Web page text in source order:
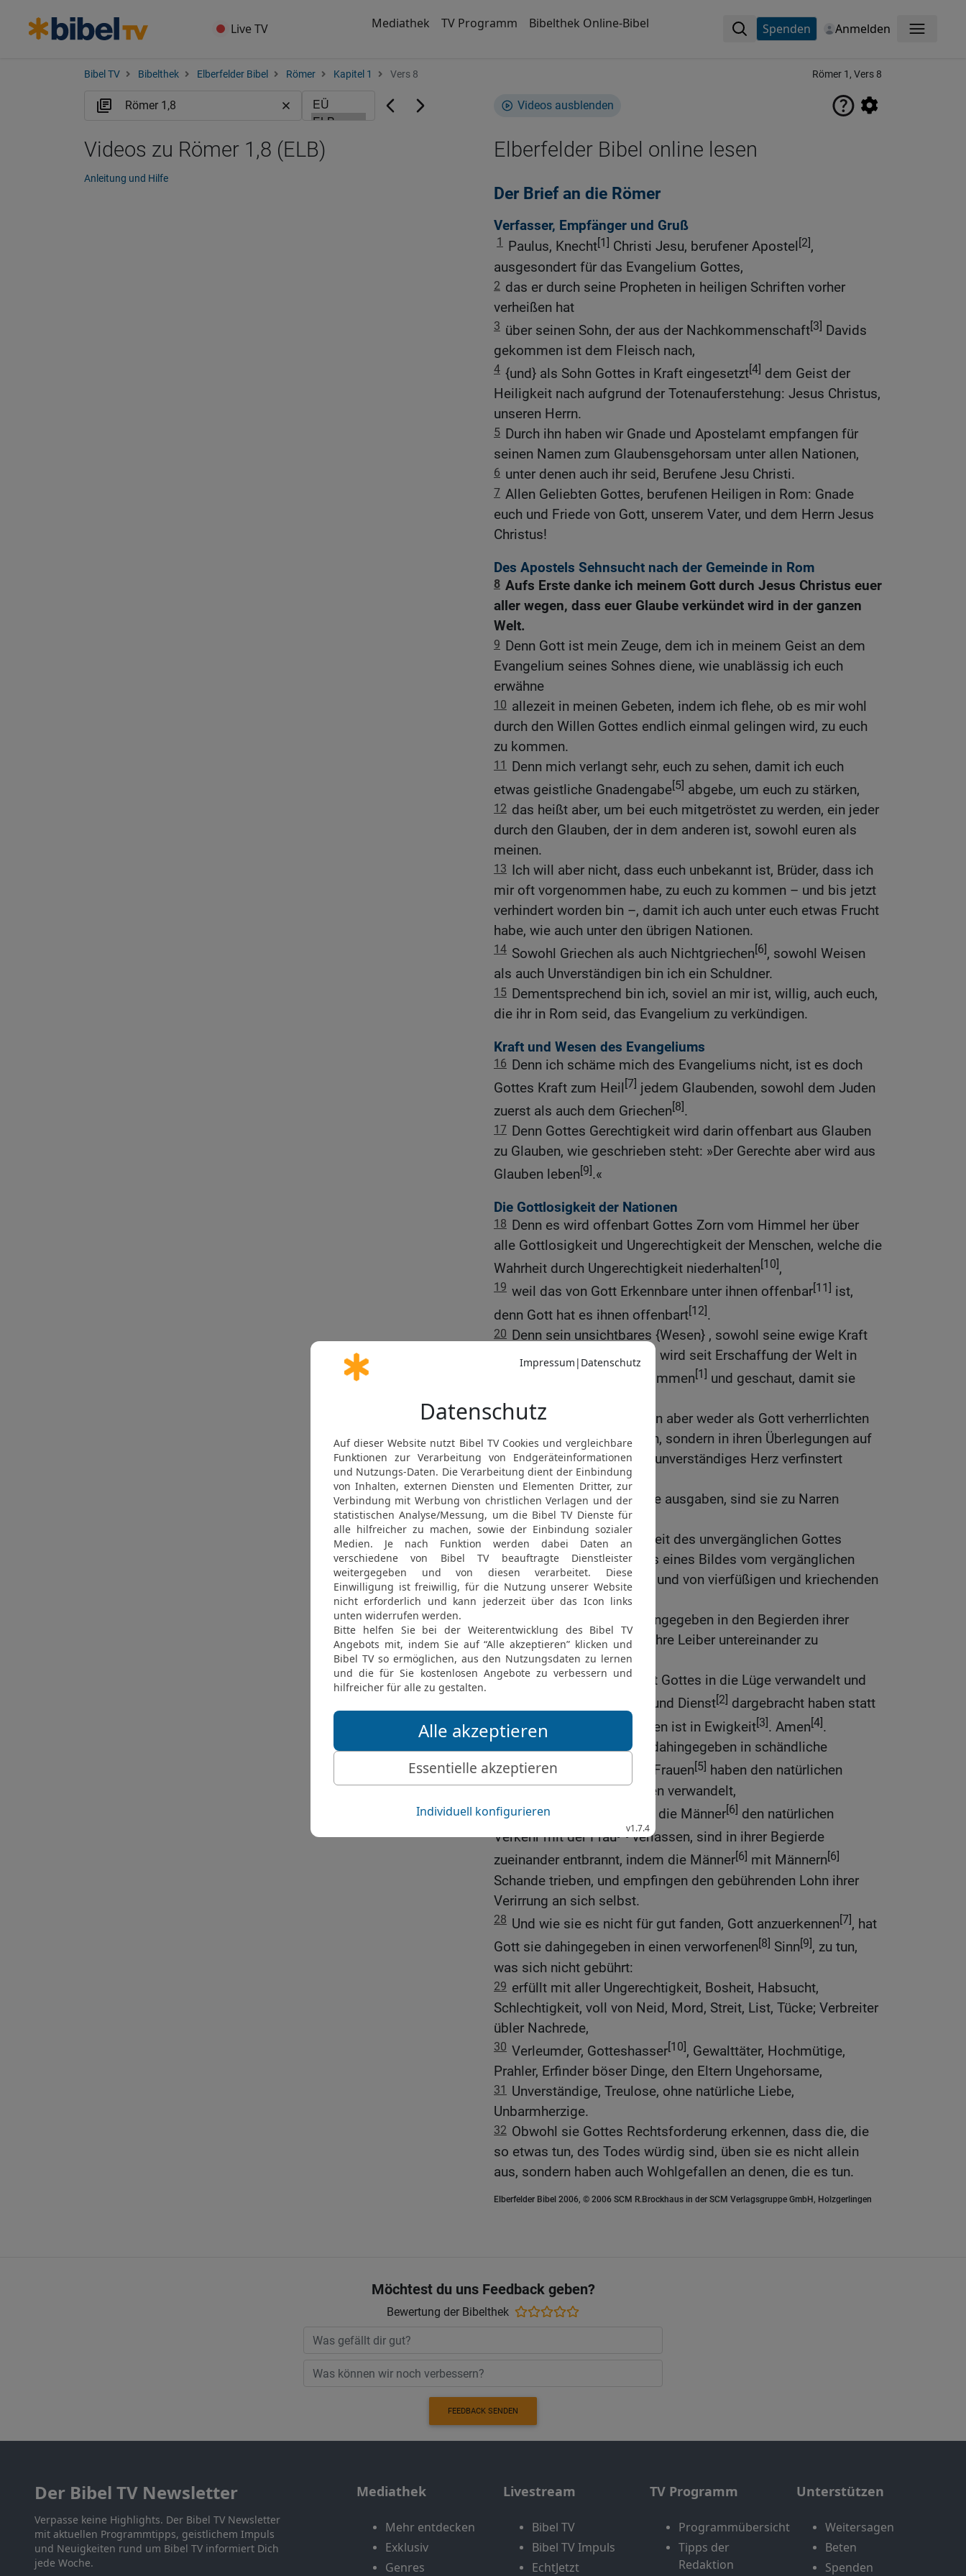
Live TV Mediathek TV Programm Bibelthek Online-Bibel Spenden Anmelden Menü
Bibel TV Bibelthek Elberfelder Bibel Römer Kapitel 1 Vers 8 Römer 1, Vers 8
Videos ausblenden
Elberfelder Bibel online lesen
Der Brief an die Römer
Verfasser, Empfänger und Gruß
1 Paulus, Knecht[1] Christi Jesu, berufener Apostel [2],
ausgesondert für das Evangelium Gottes,
2 das er durch seine Propheten in heiligen Schriften vorher
verheißen hat
3 über seinen Sohn, der aus der Nachkommenschaft[3] Davids
gekommen ist dem Fleisch nach,
4 {und} als Sohn Gottes in Kraft eingesetzt[4] dem Geist der
Heiligkeit nach aufgrund der Totenauferstehung: Jesus Christus,
unseren Herrn.
5 Durch ihn haben wir Gnade und Apostelamt empfangen für
seinen Namen zum Glaubensgehorsam unter allen Nationen,
6 unter denen auch ihr seid, Berufene Jesu Christi.
7 Allen Geliebten Gottes, berufenen Heiligen in Rom: Gnade
euch und Friede von Gott, unserem Vater, und dem Herrn Jesus
Christus!
Des Apostels Sehnsucht nach der Gemeinde in Rom
8 Aufs Erste danke ich meinem Gott durch Jesus Christus euer
aller wegen, dass euer Glaube verkündet wird in der ganzen
Welt.
9 Denn Gott ist mein Zeuge, dem ich in meinem Geist an dem
Evangelium seines Sohnes diene, wie unablässig ich euch
erwähne
10 allezeit in meinen Gebeten, indem ich flehe, ob es mir wohl
durch den Willen Gottes endlich einmal gelingen wird, zu euch
zu kommen.
11 Denn mich verlangt sehr, euch zu sehen, damit ich euch
etwas geistliche Gnadengabe[5] abgebe, um euch zu stärken,
12 das heißt aber, um bei euch mitgetröstet zu werden, ein jeder
durch den Glauben, der in dem anderen ist, sowohl euren als
meinen.
13 Ich will aber nicht, dass euch unbekannt ist, Brüder, dass ich
mir oft vorgenommen habe, zu euch zu kommen – und bis jetzt
verhindert worden bin –, damit ich auch unter euch etwas Frucht
habe, wie auch unter den übrigen Nationen.
14 Sowohl Griechen als auch Nichtgriechen[6], sowohl Weisen
als auch Unverständigen bin ich ein Schuldner.
15 Dementsprechend bin ich, soviel an mir ist, willig, auch euch,
die ihr in Rom seid, das Evangelium zu verkündigen.
Kraft und Wesen des Evangeliums
16 Denn ich schäme mich des Evangeliums nicht, ist es doch
Gottes Kraft zum Heil [7] jedem Glaubenden, sowohl dem Juden
zuerst als auch dem Griechen[8].
17 Denn Gottes Gerechtigkeit wird darin offenbart aus Glauben
zu Glauben, wie geschrieben steht: »Der Gerechte aber wird aus
Glauben leben[9].«
Die Gottlosigkeit der Nationen
18 Denn es wird offenbart Gottes Zorn vom Himmel her über
alle Gottlosigkeit und Ungerechtigkeit der Menschen, welche die
Wahrheit durch Ungerechtigkeit niederhalten[10],
19 weil das von Gott Erkennbare unter ihnen offenbar[11] ist,
denn Gott hat es ihnen offenbart[12].
20 Denn sein unsichtbares {Wesen} , sowohl seine ewige Kraft
als auch seine Göttlichkeit, wird seit Erschaffung der Welt in
dem Gemachten wahrgenommen[1] und geschaut, damit sie
21 weil sie Gott kannten, ihn aber weder als Gott verherrlichten
noch ihm Dank darbrachten, sondern in ihren Überlegungen auf
Nichtiges verfielen und ihr unverständiges Herz verfinstert
wurde.
22 Indem sie sich für Weise ausgaben, sind sie zu Narren
geworden
und haben die Herrlichkeit des unvergänglichen Gottes
verwandelt in das Gleichnis eines Bildes vom vergänglichen
Menschen und von Vögeln und von vierfüßigen und kriechenden
Tieren.
Darum hat Gott sie dahingegeben in den Begierden ihrer
Herzen in {die} Unreinheit, ihre Leiber untereinander zu
schänden,
25 sie, welche die Wahrheit Gottes in die Lüge verwandelt und
dem Geschöpf Verehrung und Dienst[2] dargebracht haben statt
dem Schöpfer, der gepriesen ist in Ewigkeit[3]. Amen[4].
Deswegen hat Gott sie dahingegeben in schändliche
Leidenschaften. Denn ihre Frauen[5] haben den natürlichen
Verkehr in den unnatürlichen verwandelt,
27 und ebenso haben auch die Männer[6] den natürlichen
Verkehr mit der Frau [5]verlassen, sind in ihrer Begierde
zueinander entbrannt, indem die Männer[6] mit Männern[6]
Schande trieben, und empfingen den gebührenden Lohn ihrer
Verirrung an sich selbst.
28 Und wie sie es nicht für gut fanden, Gott anzuerkennen[7], hat
Gott sie dahingegeben in einen verworfenen[8] Sinn[9], zu tun,
was sich nicht gebührt:
29 erfüllt mit aller Ungerechtigkeit, Bosheit, Habsucht,
Schlechtigkeit, voll von Neid, Mord, Streit, List, Tücke; Verbreiter
übler Nachrede,
30 Verleumder, Gotteshasser[10], Gewalttäter, Hochmütige,
Prahler, Erfinder böser Dinge, den Eltern Ungehorsame,
31 Unverständige, Treulose, ohne natürliche Liebe,
Unbarmherzige.
32 Obwohl sie Gottes Rechtsforderung erkennen, dass die, die
so etwas tun, des Todes würdig sind, üben sie es nicht allein
aus, sondern haben auch Wohlgefallen an denen, die es tun.
Elberfelder Bibel 2006, © 2006 SCM R.Brockhaus in der SCM Verlagsgruppe GmbH, Holzgerlingen
Videos zu Römer 1,8 (ELB)
Anleitung und Hilfe
Möchtest du uns Feedback geben?
Bewertung der Bibelthek
FEEDBACK SENDEN
Der Bibel TV Newsletter
Verpasse keine Highlights. Der Bibel TV Newsletter
mit aktuellen Programmtipps, geistlichem Impuls
und Neuigkeiten rund um Bibel TV informiert Dich
jede Woche.
Mediathek
Mehr entdecken
Exklusiv
Genres
Livestream
Bibel TV
Bibel TV Impuls
EchtJetzt
TV Programm
Programmübersicht
Tipps der
Redaktion
Unterstützen
Weitersagen
Beten
Spenden